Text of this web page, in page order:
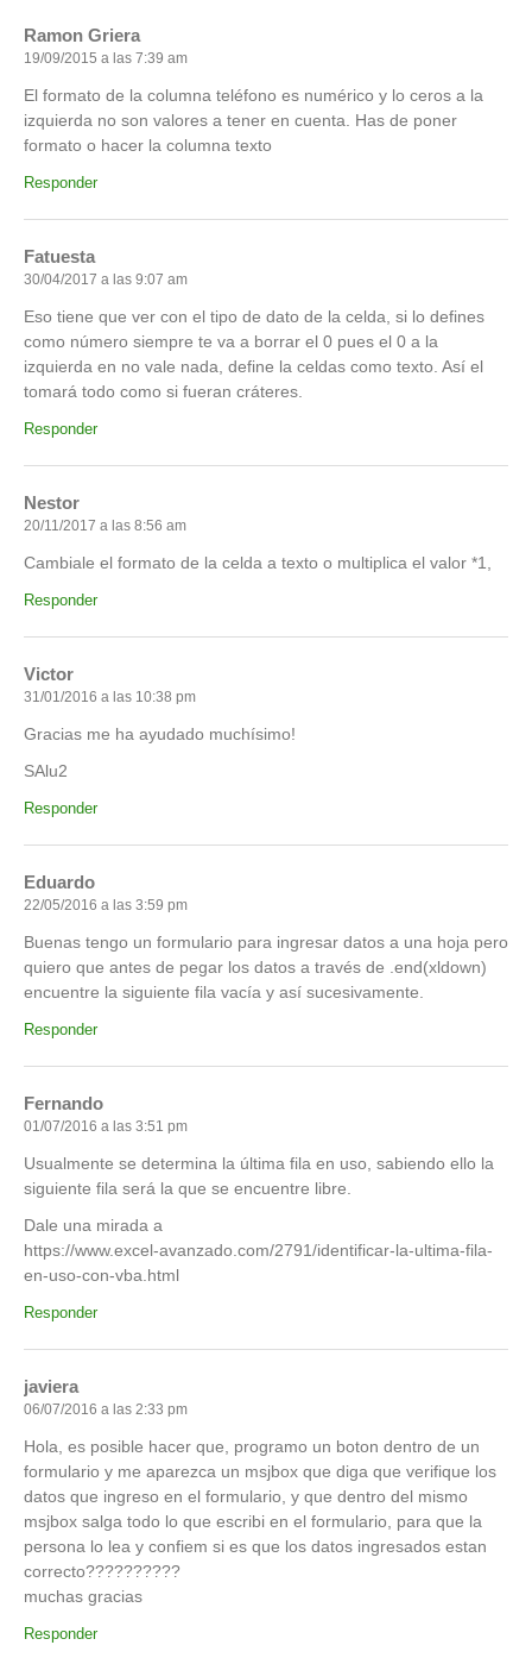
Ramon Griera
19/09/2015 a las 7:39 am
El formato de la columna teléfono es numérico y lo ceros a la
izquierda no son valores a tener en cuenta. Has de poner
formato o hacer la columna texto
Responder
Fatuesta
30/04/2017 a las 9:07 am
Eso tiene que ver con el tipo de dato de la celda, si lo defines
como número siempre te va a borrar el 0 pues el 0 a la
izquierda en no vale nada, define la celdas como texto. Así el
tomará todo como si fueran cráteres.
Responder
Nestor
20/11/2017 a las 8:56 am
Cambiale el formato de la celda a texto o multiplica el valor *1,
Responder
Victor
31/01/2016 a las 10:38 pm
Gracias me ha ayudado muchísimo!
SAlu2
Responder
Eduardo
22/05/2016 a las 3:59 pm
Buenas tengo un formulario para ingresar datos a una hoja pero
quiero que antes de pegar los datos a través de .end(xldown)
encuentre la siguiente fila vacía y así sucesivamente.
Responder
Fernando
01/07/2016 a las 3:51 pm
Usualmente se determina la última fila en uso, sabiendo ello la
siguiente fila será la que se encuentre libre.
Dale una mirada a
https://www.excel-avanzado.com/2791/identificar-la-ultima-fila-
en-uso-con-vba.html
Responder
javiera
06/07/2016 a las 2:33 pm
Hola, es posible hacer que, programo un boton dentro de un
formulario y me aparezca un msjbox que diga que verifique los
datos que ingreso en el formulario, y que dentro del mismo
msjbox salga todo lo que escribi en el formulario, para que la
persona lo lea y confiem si es que los datos ingresados estan
correcto??????????
muchas gracias
Responder